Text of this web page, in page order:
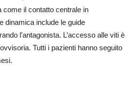
il contatto centrale in
dinamica include le guide
l’antagonista. L’accesso alle viti è
Tutti i pazienti hanno seguito